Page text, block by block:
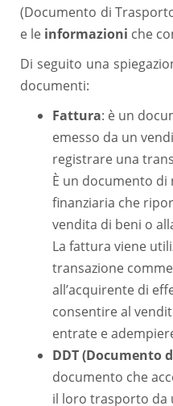
(Documento di
e le informazioni che
Di seguito una
documenti:
Fattura: è un
emesso da un
registrare una
È un documento
finanziaria che
vendita di beni o
La fattura viene
transazione
all’acquirente di
consentire al
entrate e
DDT (Documento
documento che
il loro trasporto da